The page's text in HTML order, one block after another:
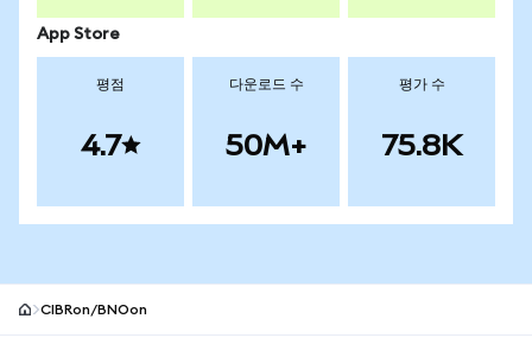
App Store
평점
4.7
다운로드 수
50M+
평가 수
75.8K
CIBRon/BNOon